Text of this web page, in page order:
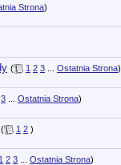
Strona)
( 1 2 3 Ostatnia Strona)
3 Ostatnia Strona)
( 1 2 )
1 2 3 Ostatnia Strona)